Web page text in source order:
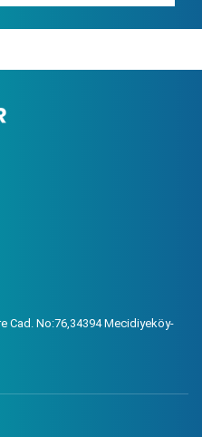
Cad. No:76,34394 Mecidiyeköy-